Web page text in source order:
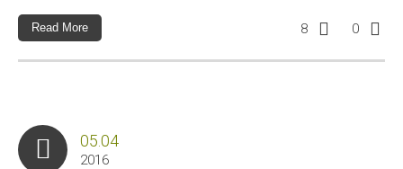
8 0
Read More
05.04
2016